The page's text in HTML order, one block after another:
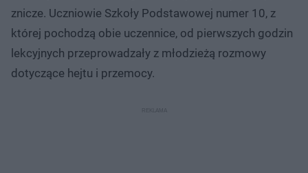
znicze. Uczniowie Szkoły Podstawowej numer 10, z
której pochodzą obie uczennice, od pierwszych godzin
lekcyjnych przeprowadzały z młodzieżą rozmowy
dotyczące hejtu i przemocy.